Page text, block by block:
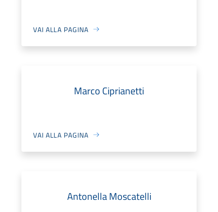
VAI ALLA PAGINA
Marco Ciprianetti
VAI ALLA PAGINA
Antonella Moscatelli